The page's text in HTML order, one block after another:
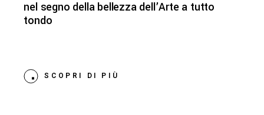
nel segno della bellezza dell’Arte a tutto
tondo
SCOPRI DI PIÙ